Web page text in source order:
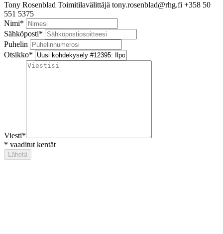
Tony Rosenblad Toimitilavälittäjä tony.rosenblad@rhg.fi +358 50
551 5375
Nimi*
Sähköposti*
Puhelin
Otsikko*
Viesti*
* vaaditut kentät